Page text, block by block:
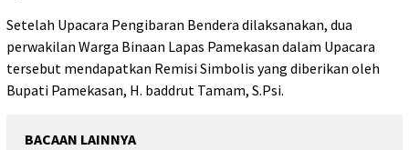
Setelah Upacara Pengibaran Bendera dilaksanakan, dua
perwakilan Warga Binaan Lapas Pamekasan dalam Upacara
tersebut mendapatkan Remisi Simbolis yang diberikan oleh
Bupati Pamekasan, H. baddrut Tamam, S.Psi.
BACAAN LAINNYA